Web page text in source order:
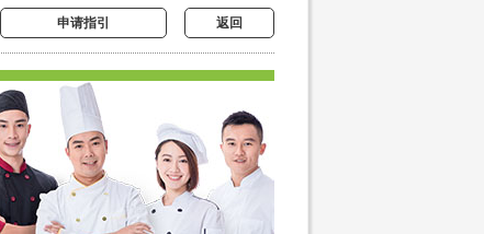
申请指引 返回